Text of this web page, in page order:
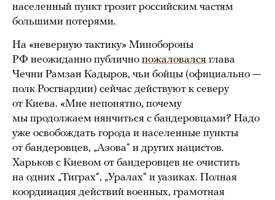
населенный пункт грозит российским частям
большими потерями.
На «неверную тактику» Минобороны
РФ неожиданно публично пожаловался глава
Чечни Рамзан Кадыров, чьи бойцы (официально —
полк Росгвардии) сейчас действуют к северу
от Киева. «Мне непонятно, почему
мы продолжаем нянчиться с бандеровцами? Надо
уже освобождать города и населенные пункты
от бандеровцев, „Азова“ и других нацистов.
Харьков с Киевом от бандеровцев не очистить
на одних „Тиграх“, „Уралах“ и уазиках. Полная
координация действий военных, грамотная